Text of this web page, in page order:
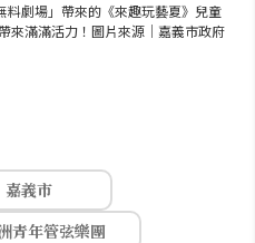
劇場」帶來的《來趣玩藝夏》兒童
來滿滿活力！圖片來源｜嘉義市政府
嘉義市
青年管弦樂團